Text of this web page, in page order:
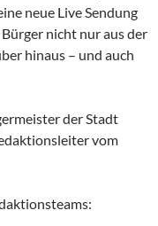
neue Live Sendung
nicht nur aus der
hinaus – und auch
der Stadt
vom